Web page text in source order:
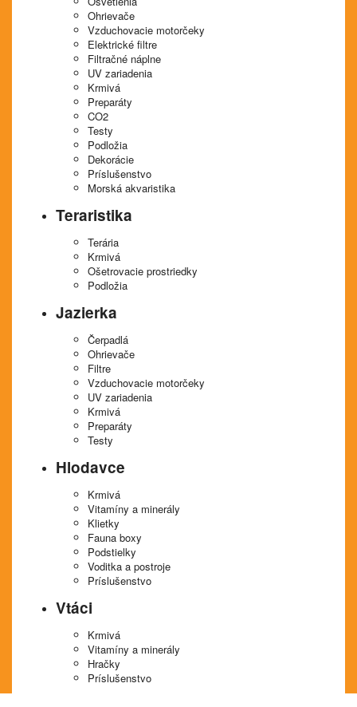
Ohrievače
Vzduchovacie motorčeky
Elektrické filtre
Filtračné náplne
UV zariadenia
Krmivá
Preparáty
CO2
Testy
Podložia
Dekorácie
Príslušenstvo
Morská akvaristika
Teraristika
Terária
Krmivá
Ošetrovacie prostriedky
Podložia
Jazierka
Čerpadlá
Ohrievače
Filtre
Vzduchovacie motorčeky
UV zariadenia
Krmivá
Preparáty
Testy
Hlodavce
Krmivá
Vitamíny a minerály
Klietky
Fauna boxy
Podstielky
Voditka a postroje
Príslušenstvo
Vtáci
Krmivá
Vitamíny a minerály
Hračky
Príslušenstvo